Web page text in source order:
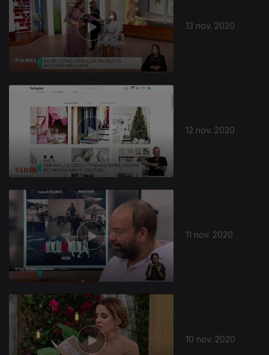
13 nov. 2020
12 nov. 2020
11 nov. 2020
10 nov. 2020